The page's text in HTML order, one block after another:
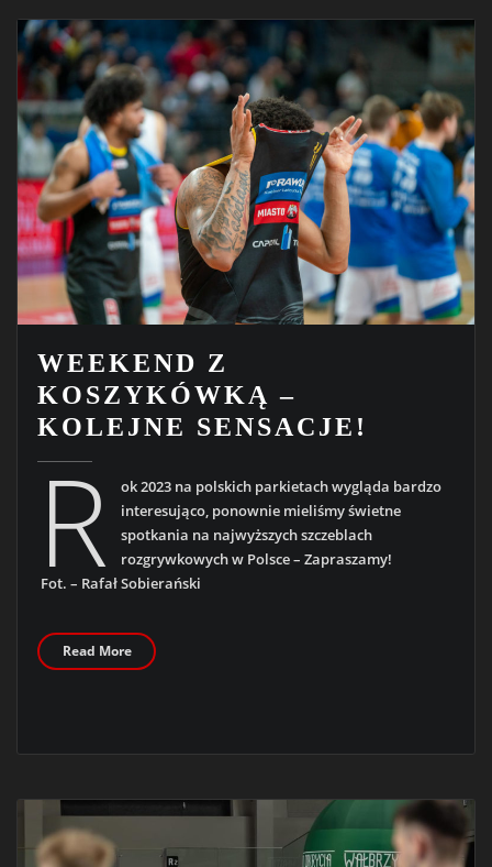
WEEKEND Z
KOSZYKÓWKĄ –
KOLEJNE SENSACJE!
R
ok 2023 na polskich parkietach wygląda bardzo
interesująco, ponownie mieliśmy świetne
spotkania na najwyższych szczeblach
rozgrywkowych w Polsce – Zapraszamy!
Fot. – Rafał Sobierański
Read More